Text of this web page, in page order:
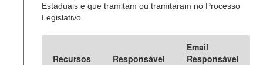
Estaduais e que tramitam ou tramitaram no Processo
Legislativo.
Recursos Responsável
Email
Responsável